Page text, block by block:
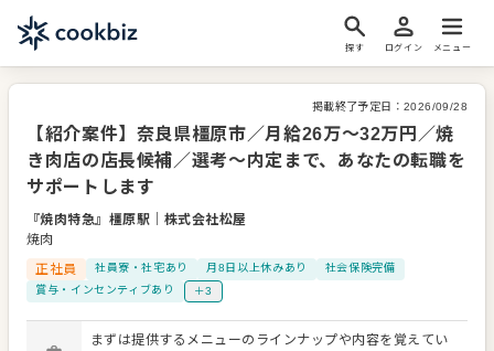
探す ログイン メニュー
掲載終了予定日： 2026/09/28
【紹介案件】奈良県橿原市／月給26万～32万円／焼
き肉店の店長候補／選考～内定まで、あなたの転職を
サポートします
『焼肉特急』橿原駅
株式会社松屋
焼肉
正社員
社員寮・社宅あり 月8日以上休みあり
社会保険完備
賞与・インセンティブあり
＋3
まずは提供するメニューのラインナップや内容を覚えてい